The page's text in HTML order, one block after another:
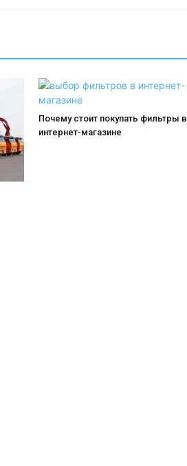
Почему стоит покупать фильтры в
интернет-магазине